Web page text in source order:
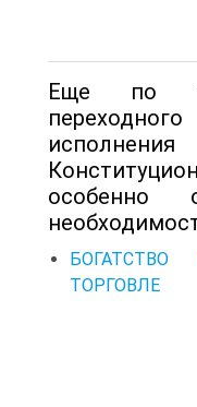
Еще по
особенно
ТОРГОВЛЕ